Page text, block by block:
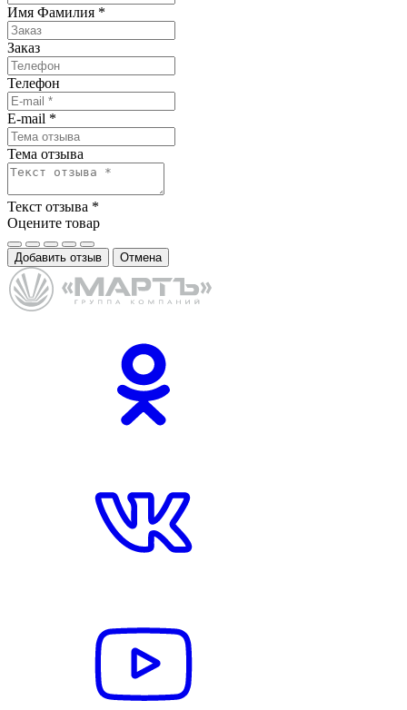
Имя Фамилия *
Заказ
Телефон
E-mail *
Тема отзыва
Текст отзыва *
Оцените товар
Добавить отзыв Отмена